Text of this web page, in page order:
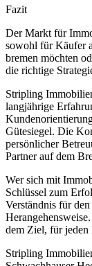
Fazit
Der Markt für
sowohl für Käufer
bremen möchten
die richtige
Stripling
langjährige
Gütesiegel. Die
persönlicher
Partner auf dem
Wer sich mit
Schlüssel zum
Verständnis für
dem Ziel, für jeden
Stripling